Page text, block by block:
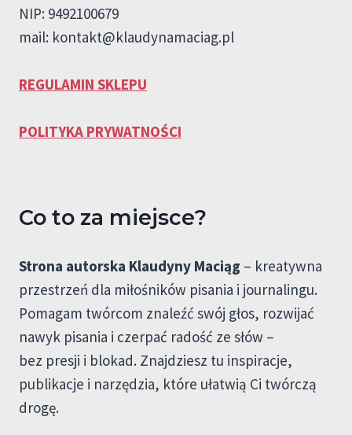
NIP: 9492100679
mail: kontakt@klaudynamaciag.pl
REGULAMIN SKLEPU
POLITYKA PRYWATNOŚCI
Co to za miejsce?
Strona autorska Klaudyny Maciąg – kreatywna
przestrzeń dla miłośników pisania i journalingu.
Pomagam twórcom znaleźć swój głos, rozwijać
nawyk pisania i czerpać radość ze słów –
bez presji i blokad. Znajdziesz tu inspiracje,
publikacje i narzędzia, które ułatwią Ci twórczą
drogę.